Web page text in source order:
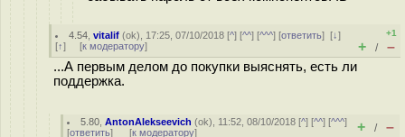
4.54 ,vitalif (ok), 17:25, 07/10/2018 [^] [^^] [^^^] [ответить][↓]
[↑] [к модератору]
+1
+ / –
...А первым делом до покупки выяснять, есть ли
поддержка.
5.80 ,AntonAlekseevich (ok), 11:52, 08/10/2018 [^] [^^] [^^^]
[ответить] [к модератору] + / –